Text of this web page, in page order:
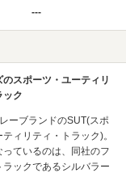
---
のスポーツ・ユーティリ
ック
ーブランドのSUT(スポ
ィリティ・トラック)。
っているのは、同社のフ
ラックであるシルバラー